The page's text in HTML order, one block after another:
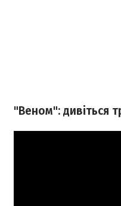
"Веном": дивіться